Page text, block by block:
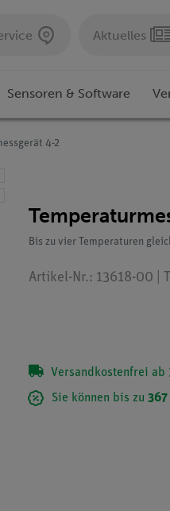
Aktuelles
Sensoren & Software
4-2
Bis zu vier Temperaturen
Artikel-Nr.: 13618-00 |
Versandkostenfrei ab
Sie können bis zu 367